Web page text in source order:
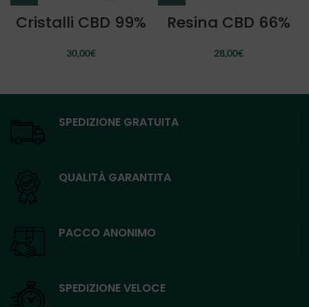
Cristalli CBD 99%
30,00€
Resina CBD 66%
28,00€
SPEDIZIONE GRATUITA
QUALITÀ GARANTITA
PACCO ANONIMO
SPEDIZIONE VELOCE